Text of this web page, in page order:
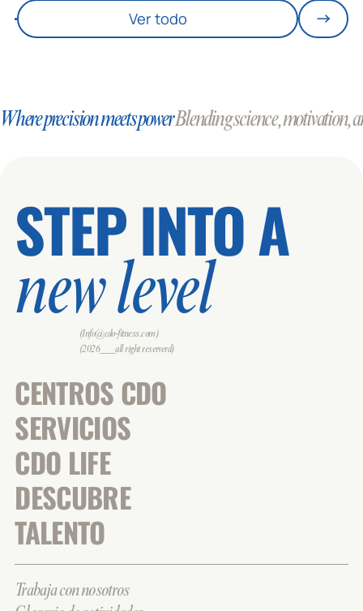
Ver todo
Where precision meets powerBlending science, motivation,
STEP INTO A
new level
(Info@cdo-fitness.com)
(2026___all right reserverd)
CENTROS CDO
SERVICIOS
CDO LIFE
DESCUBRE
TALENTO
Trabaja con nosotros